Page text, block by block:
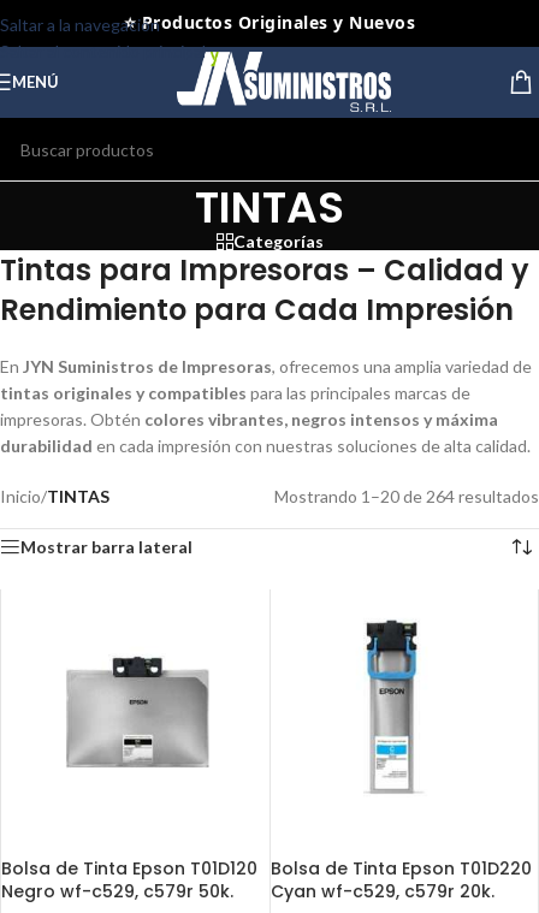
Saltar a la navegación
Saltar al contenido principal
⭐ Productos Originales y Nuevos
MENÚ
TINTAS
Categorías
Tintas para Impresoras – Calidad y
Rendimiento para Cada Impresión
En JYN Suministros de Impresoras, ofrecemos una amplia variedad de
tintas originales y compatibles para las principales marcas de
impresoras. Obtén colores vibrantes, negros intensos y máxima
durabilidad en cada impresión con nuestras soluciones de alta calidad.
Inicio/TINTAS Mostrando 1–20 de 264 resultados
Mostrar barra lateral
Bolsa de Tinta Epson T01D120
Negro wf-c529, c579r 50k.
Bolsa de Tinta Epson T01D220
Cyan wf-c529, c579r 20k.